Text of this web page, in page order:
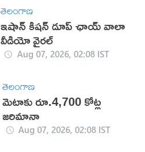
తెలంగాణ
ఇషాన్ కిషన్ డూప్ ఛాయ్ వాలా
వీడియో వైరల్
Aug 07, 2026, 02:08 IST
తెలంగాణ
మెటాకు రూ.4,700 కోట్ల
జరిమానా
Aug 07, 2026, 02:08 IST